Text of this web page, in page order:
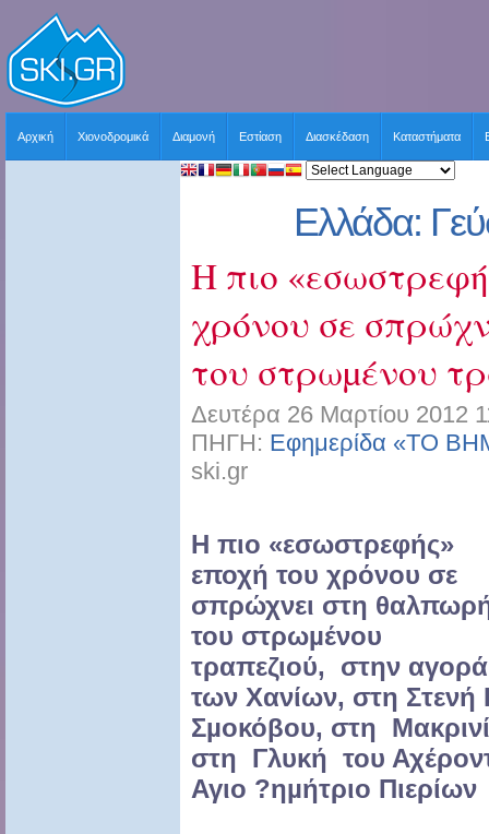
Αρχική Χιονοδρομικά Διαμονή Εστίαση Διασκέδαση Καταστήματα
Ελλάδα:
Η πιο
χρόνου σε
του στρωµένου
Δευτέρα 26 Μαρτίου 2012
ΠΗΓΗ: Εφημερίδα «ΤΟ
ski.gr
Η πιο «εσωστρεφής»
εποχή του χρόνου σε
σπρώχνει στη
του στρωµένου
τραπεζιού, στην αγορά
των Χανίων, στη Στενή
Σµοκόβου, στη
στη Γλυκή του
Αγιο ?ηµήτριο Πιερίων